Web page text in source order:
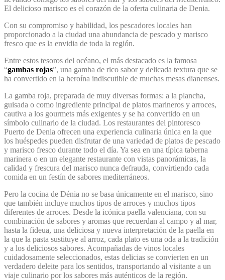
El delicioso marisco es el corazón de la oferta culinaria de Denia.
Con su compromiso y habilidad, los pescadores locales han
proporcionado a la ciudad una abundancia de pescado y marisco
fresco que es la envidia de toda la región.
Entre estos tesoros del océano, el más destacado es la famosa
“gambas rojas”, una gamba de rico sabor y delicada textura que se
ha convertido en la heroína indiscutible de muchas mesas dianenses.
La gamba roja, preparada de muy diversas formas: a la plancha,
guisada o como ingrediente principal de platos marineros y arroces,
cautiva a los gourmets más exigentes y se ha convertido en un
símbolo culinario de la ciudad. Los restaurantes del pintoresco
Puerto de Denia ofrecen una experiencia culinaria única en la que
los huéspedes pueden disfrutar de una variedad de platos de pescado
y marisco fresco durante todo el día. Ya sea en una típica taberna
marinera o en un elegante restaurante con vistas panorámicas, la
calidad y frescura del marisco nunca defrauda, ​​convirtiendo cada
comida en un festín de sabores mediterráneos.
Pero la cocina de Dénia no se basa únicamente en el marisco, sino
que también incluye muchos tipos de arroces y muchos tipos
diferentes de arroces. Desde la icónica paella valenciana, con su
combinación de sabores y aromas que recuerdan al campo y al mar,
hasta la fideua, una deliciosa y nueva interpretación de la paella en
la que la pasta sustituye al arroz, cada plato es una oda a la tradición
y a los deliciosos sabores. Acompañadas de vinos locales
cuidadosamente seleccionados, estas delicias se convierten en un
verdadero deleite para los sentidos, transportando al visitante a un
viaje culinario por los sabores más auténticos de la región.